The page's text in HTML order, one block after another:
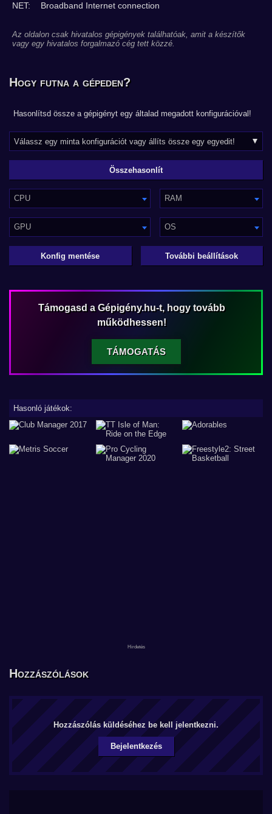
NET:
Broadband Internet connection
Az oldalon csak hivatalos gépigények találhatóak, amit a készítők
vagy egy hivatalos forgalmazó cég tett közzé.
Hogy futna a gépeden?
Hasonlítsd össze a gépigényt egy általad megadott konfigurációval!
CPU RAM
GPU OS
Konfig mentése További beállítások
Támogasd a Gépigény.hu-t, hogy tovább
működhessen!
TÁMOGATÁS
Hasonló játékok:
Hozzászólások
Hozzászólás küldéséhez be kell jelentkezni.
Bejelentkezés